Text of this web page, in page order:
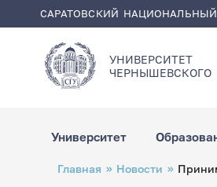
САРАТОВСКИЙ
УНИВЕРСИТЕТ
ЧЕРНЫШЕВСКОГO
Университет
Строка
навигации
Главная Новости